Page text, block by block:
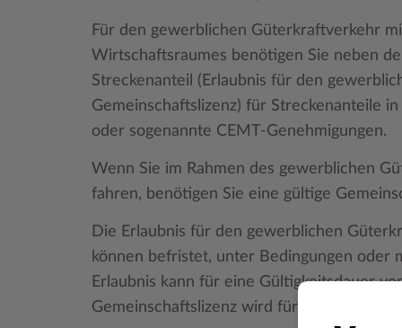
Für den gewerblichen Güterkraftverkehr
Wirtschaftsraumes benötigen Sie neben
Streckenanteil (Erlaubnis für den
Gemeinschaftslizenz) für Streckenanteile
oder sogenannte CEMT-Genehmigungen.
Wenn Sie im Rahmen des gewerblichen
fahren, benötigen Sie eine gültige
Die Erlaubnis für den gewerblichen
können befristet, unter Bedingungen
Erlaubnis kann für eine Gültigkeitsdauer
Gemeinschaftslizenz wird für 5 Jahre